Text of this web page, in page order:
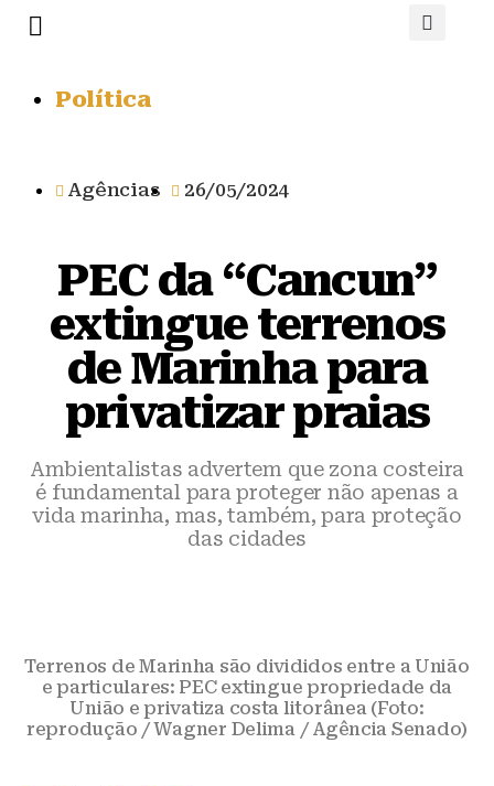
Política
Agências 26/05/2024
PEC da “Cancun”
extingue terrenos
de Marinha para
privatizar praias
Ambientalistas advertem que zona costeira
é fundamental para proteger não apenas a
vida marinha, mas, também, para proteção
das cidades
Terrenos de Marinha são divididos entre a União
e particulares: PEC extingue propriedade da
União e privatiza costa litorânea (Foto:
reprodução / Wagner Delima / Agência Senado)